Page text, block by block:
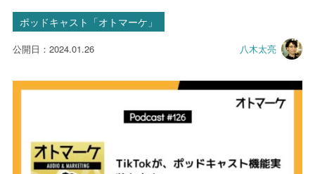
ポッドキャスト「オトマーケ」
公開日：2024.01.26 八木太亮